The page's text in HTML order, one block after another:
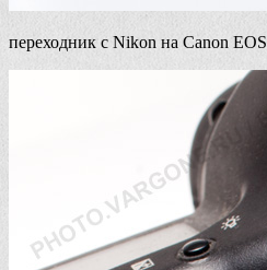
переходник с Nikon на Canon EOS